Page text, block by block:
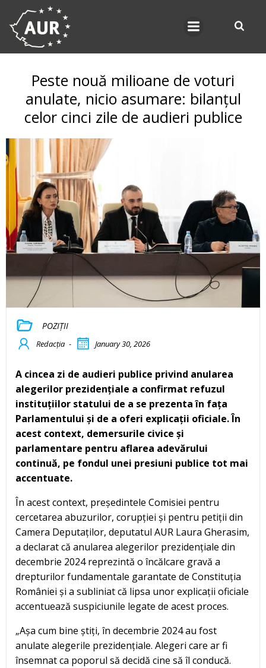
Peste nouă milioane de voturi
anulate, nicio asumare: bilanțul
celor cinci zile de audieri publice
POZIȚII
Redacția - January 30, 2026
A cincea zi de audieri publice privind anularea
alegerilor prezidențiale a confirmat refuzul
instituțiilor statului de a se prezenta în fața
Parlamentului și de a oferi explicații oficiale. În
acest context, demersurile civice și
parlamentare pentru aflarea adevărului
continuă, pe fondul unei presiuni publice tot mai
accentuate.
În acest context, președintele Comisiei pentru
cercetarea abuzurilor, corupției și pentru petiții din
Camera Deputaților, deputatul AUR Laura Gherasim,
a declarat că anularea alegerilor prezidențiale din
decembrie 2024 reprezintă o încălcare gravă a
drepturilor fundamentale garantate de Constituția
României și a subliniat că lipsa unor explicații oficiale
accentuează suspiciunile legate de acest proces.
„Așa cum bine știți, în decembrie 2024 au fost
anulate alegerile prezidențiale. Alegeri care ar fi
însemnat ca poporul să decidă cine să îl conducă.